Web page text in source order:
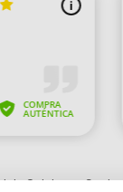
de Opiniones